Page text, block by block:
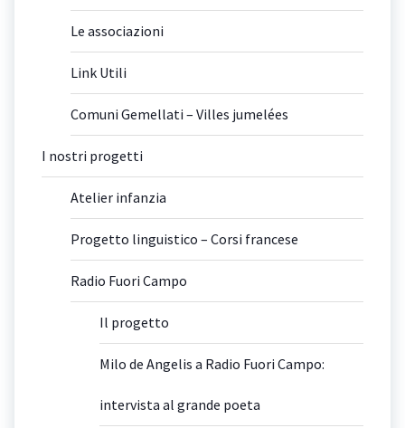
Le associazioni
Link Utili
Comuni Gemellati – Villes jumelées
I nostri progetti
Atelier infanzia
Progetto linguistico – Corsi francese
Radio Fuori Campo
Il progetto
Milo de Angelis a Radio Fuori Campo:
intervista al grande poeta